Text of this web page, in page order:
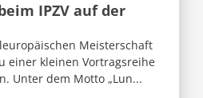
IPZV auf der
Meisterschaft
einer kleinen Vortragsreihe
Unter dem Motto „Lun...